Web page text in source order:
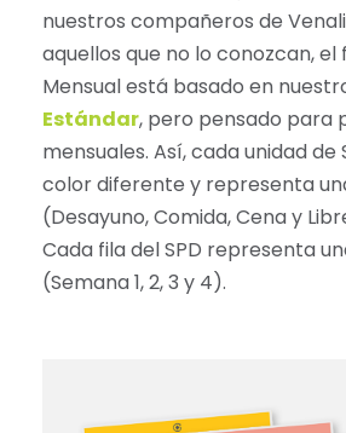
nuestros compañeros de
aquellos que no lo conozcan, el
Mensual está basado en
Estándar, pero pensado para
mensuales. Así, cada unidad de
color diferente y representa
(Desayuno, Comida, Cena y
Cada fila del SPD representa
(Semana 1, 2, 3 y 4).